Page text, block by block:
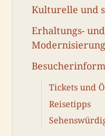
Kulturelle und
Erhaltungs- und
Tickets und
Reisetipps